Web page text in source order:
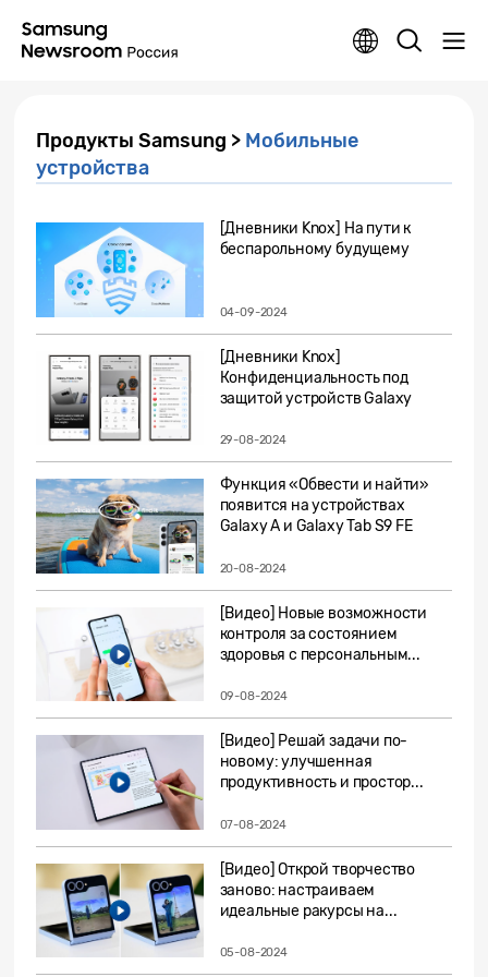
Продукты Samsung > Мобильные
устройства
[Дневники Knox] На пути к
беспарольному будущему
04-09-2024
[Дневники Knox]
Конфиденциальность под
защитой устройств Galaxy
29-08-2024
Функция «Обвести и найти»
появится на устройствах
Galaxy A и Galaxy Tab S9 FE
20-08-2024
[Видео] Новые возможности
контроля за состоянием
здоровья с персональным...
09-08-2024
[Видео] Решай задачи по-
новому: улучшенная
продуктивность и простор...
07-08-2024
[Видео] Открой творчество
заново: настраиваем
идеальные ракурсы на...
05-08-2024